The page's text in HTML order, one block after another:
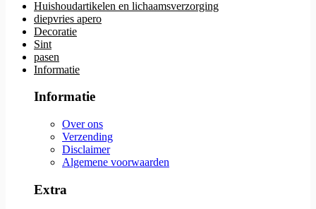
Huishoudartikelen en lichaamsverzorging
diepvries apero
Decoratie
Sint
pasen
Informatie
Informatie
Over ons
Verzending
Disclaimer
Algemene voorwaarden
Extra